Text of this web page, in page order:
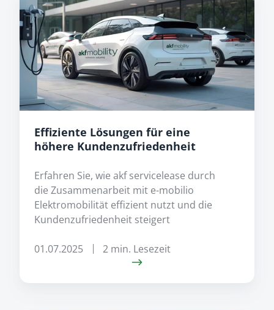
Lösungen
für
eine
höhere
Kundenzufriedenheit
Effiziente Lösungen für eine
höhere Kundenzufriedenheit
Erfahren Sie, wie akf servicelease durch
die Zusammenarbeit mit e-mobilio
Elektromobilität effizient nutzt und die
Kundenzufriedenheit steigert
01.07.2025 2 min. Lesezeit